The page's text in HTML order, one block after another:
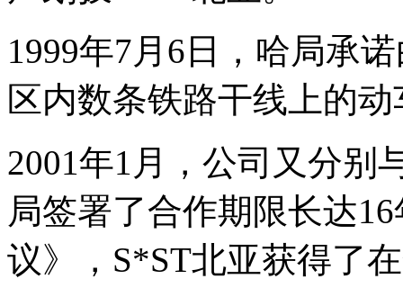
1999年7月6日，哈局承
区内数条铁路干线上的
2001年1月，公司又分别
局签署了合作期限长达
议》，S*ST北亚获得了